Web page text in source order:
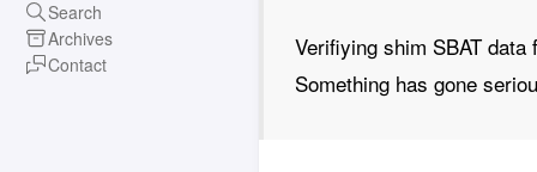
Search
Archives
Contact
Verifiying shim SBAT
Something has gone